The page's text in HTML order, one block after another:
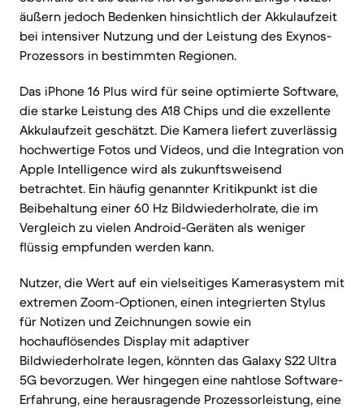
äußern jedoch Bedenken hinsichtlich der Akkulaufzeit
bei intensiver Nutzung und der Leistung des Exynos-
Prozessors in bestimmten Regionen.
Das iPhone 16 Plus wird für seine optimierte Software,
die starke Leistung des A18 Chips und die exzellente
Akkulaufzeit geschätzt. Die Kamera liefert zuverlässig
hochwertige Fotos und Videos, und die Integration von
Apple Intelligence wird als zukunftsweisend
betrachtet. Ein häufig genannter Kritikpunkt ist die
Beibehaltung einer 60 Hz Bildwiederholrate, die im
Vergleich zu vielen Android-Geräten als weniger
flüssig empfunden werden kann.
Nutzer, die Wert auf ein vielseitiges Kamerasystem mit
extremen Zoom-Optionen, einen integrierten Stylus
für Notizen und Zeichnungen sowie ein
hochauflösendes Display mit adaptiver
Bildwiederholrate legen, könnten das Galaxy S22 Ultra
5G bevorzugen. Wer hingegen eine nahtlose Software-
Erfahrung, eine herausragende Prozessorleistung, eine